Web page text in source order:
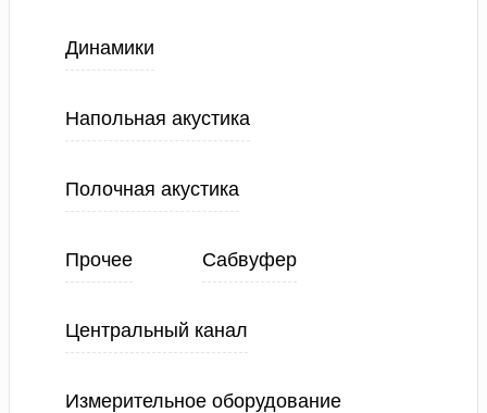
Динамики
Напольная акустика
Полочная акустика
Прочее Сабвуфер
Центральный канал
Измерительное оборудование